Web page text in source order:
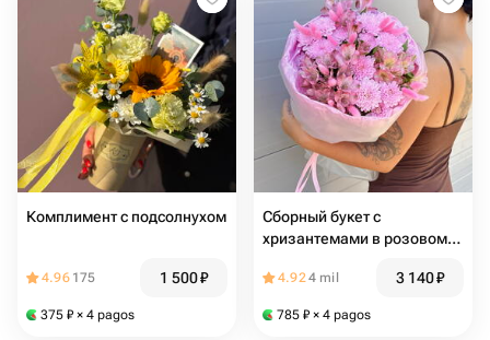
Комплимент с подсолнухом
4.96 175 1 500₽
375 ₽ × 4 pagos
Сборный букет с
хризантемами в розовом
4.924 mil 3 140₽
785 ₽ × 4 pagos